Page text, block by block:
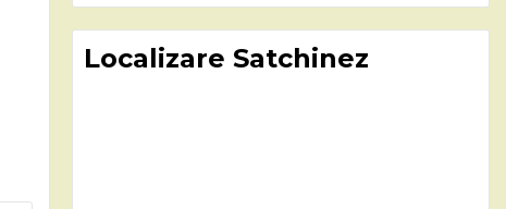
Localizare Satchinez